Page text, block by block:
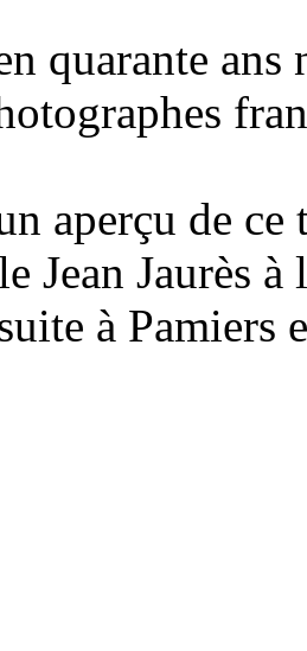
quarante ans
aperçu de
Jean Jaurès
à Pamiers